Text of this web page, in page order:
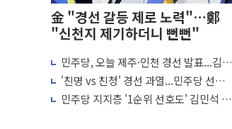
金 "경선 갈등 제로 노력"…鄭
"신천지 제기하더니 뻔뻔"
민주당, 오늘 제주·인천 경선 발표...김민
석 '재역전' vs 정청래 '격차 확대'
'친명 vs 친청' 경선 과열...민주당 선관위
"불법 선거운동·방해행위 엄중 제재"
민주당 지지층 '1순위 선호도' 김민석 vs